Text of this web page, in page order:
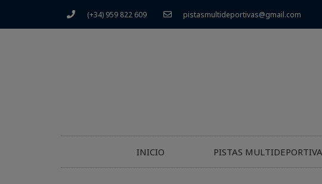
(+34) 959 822 609 pistasmultideportivas@gmail.com
INICIO PISTAS